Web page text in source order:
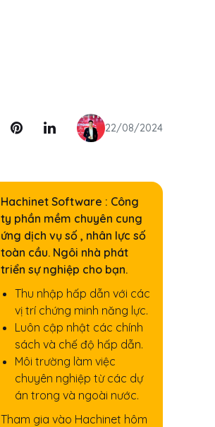
22/08/2024
Hachinet Software : Công
ty phần mềm chuyên cung
ứng dịch vụ số , nhân lực số
toàn cầu. Ngôi nhà phát
triển sự nghiệp cho bạn.
Thu nhập hấp dẫn với các
vị trí chứng minh năng lực.
Luôn cập nhật các chính
sách và chế độ hấp dẫn.
Môi trường làm việc
chuyên nghiệp từ các dự
án trong và ngoài nước.
Tham gia vào Hachinet hôm